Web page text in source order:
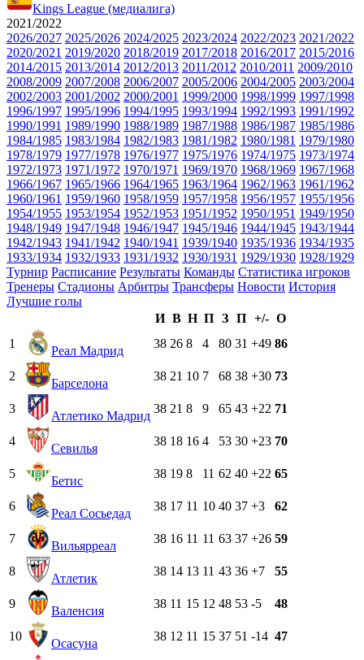
Kings League (медиалига)
2021/2022
2026/2027 2025/2026 2024/2025 2023/2024 2022/2023 2021/2022
2020/2021 2019/2020 2018/2019 2017/2018 2016/2017 2015/2016
2014/2015 2013/2014 2012/2013 2011/2012 2010/2011 2009/2010
2008/2009 2007/2008 2006/2007 2005/2006 2004/2005 2003/2004
2002/2003 2001/2002 2000/2001 1999/2000 1998/1999 1997/1998
1996/1997 1995/1996 1994/1995 1993/1994 1992/1993 1991/1992
1990/1991 1989/1990 1988/1989 1987/1988 1986/1987 1985/1986
1984/1985 1983/1984 1982/1983 1981/1982 1980/1981 1979/1980
1978/1979 1977/1978 1976/1977 1975/1976 1974/1975 1973/1974
1972/1973 1971/1972 1970/1971 1969/1970 1968/1969 1967/1968
1966/1967 1965/1966 1964/1965 1963/1964 1962/1963 1961/1962
1960/1961 1959/1960 1958/1959 1957/1958 1956/1957 1955/1956
1954/1955 1953/1954 1952/1953 1951/1952 1950/1951 1949/1950
1948/1949 1947/1948 1946/1947 1945/1946 1944/1945 1943/1944
1942/1943 1941/1942 1940/1941 1939/1940 1935/1936 1934/1935
1933/1934 1932/1933 1931/1932 1930/1931 1929/1930 1928/1929
Турнир Расписание Результаты Команды Статистика игроков
Тренеры Стадионы Арбитры Трансферы Новости История
Лучшие голы
И В Н П З П +/- О
1
Реал Мадрид
38 26 8 4 80 31 +49 86
2
Барселона
38 21 10 7 68 38 +30 73
3
Атлетико Мадрид
38 21 8 9 65 43 +22 71
4
Севилья
38 18 16 4 53 30 +23 70
5
Бетис
38 19 8 11 62 40 +22 65
6
Реал Сосьедад
38 17 11 10 40 37 +3 62
7
Вильярреал
38 16 11 11 63 37 +26 59
8
Атлетик
38 14 13 11 43 36 +7 55
9
Валенсия
38 11 15 12 48 53 -5 48
10
Осасуна
38 12 11 15 37 51 -14 47